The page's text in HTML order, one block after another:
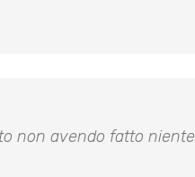
non avendo fatto